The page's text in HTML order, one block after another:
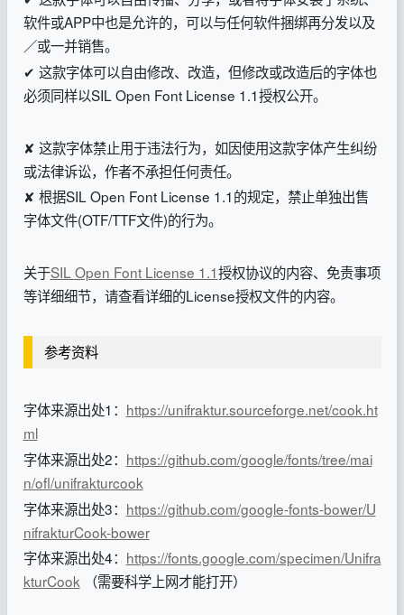
软件或APP中也是允许的，可以与任何软件捆绑再分发以及
／或一并销售。
✔ 这款字体可以自由修改、改造，但修改或改造后的字体也
必须同样以SIL Open Font License 1.1授权公开。
✘ 这款字体禁止用于违法行为，如因使用这款字体产生纠纷
或法律诉讼，作者不承担任何责任。
✘ 根据SIL Open Font License 1.1的规定，禁止单独出售
字体文件(OTF/TTF文件)的行为。
关于SIL Open Font License 1.1授权协议的内容、免责事项
等详细细节，请查看详细的License授权文件的内容。
参考资料
字体来源出处1： https://unifraktur.sourceforge.net/cook.ht
ml
字体来源出处2： https://github.com/google/fonts/tree/mai
n/ofl/unifrakturcook
字体来源出处3： https://github.com/google-fonts-bower/U
nifrakturCook-bower
字体来源出处4： https://fonts.google.com/specimen/Unifra
kturCook （需要科学上网才能打开）